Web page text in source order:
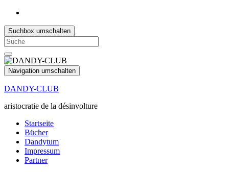
Suchbox umschalten
Search
for:
Navigation umschalten
DANDY-CLUB
aristocratie de la désinvolture
Startseite
Bücher
Dandytum
Impressum
Partner